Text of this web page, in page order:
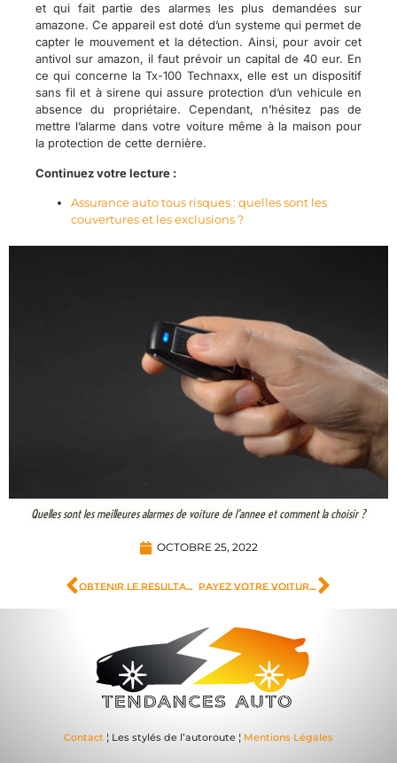
et qui fait partie des alarmes les plus demandées sur
amazone. Ce appareil est doté d’un systeme qui permet de
capter le mouvement et la détection. Ainsi, pour avoir cet
antivol sur amazon, il faut prévoir un capital de 40 eur. En
ce qui concerne la Tx-100 Technaxx, elle est un dispositif
sans fil et à sirene qui assure protection d’un vehicule en
absence du propriétaire. Cependant, n’hésitez pas de
mettre l’alarme dans votre voiture même à la maison pour
la protection de cette dernière.
Continuez votre lecture :
Assurance auto tous risques : quelles sont les
couvertures et les exclusions ?
Quelles sont les meilleures alarmes de voiture de l’annee et comment la choisir ?
OCTOBRE 25, 2022
Obtenir le resultat du permis de conduire Payez votre voiture avec le credit expresso
Contact ¦ Les stylés de l’autoroute ¦ Mentions Légales